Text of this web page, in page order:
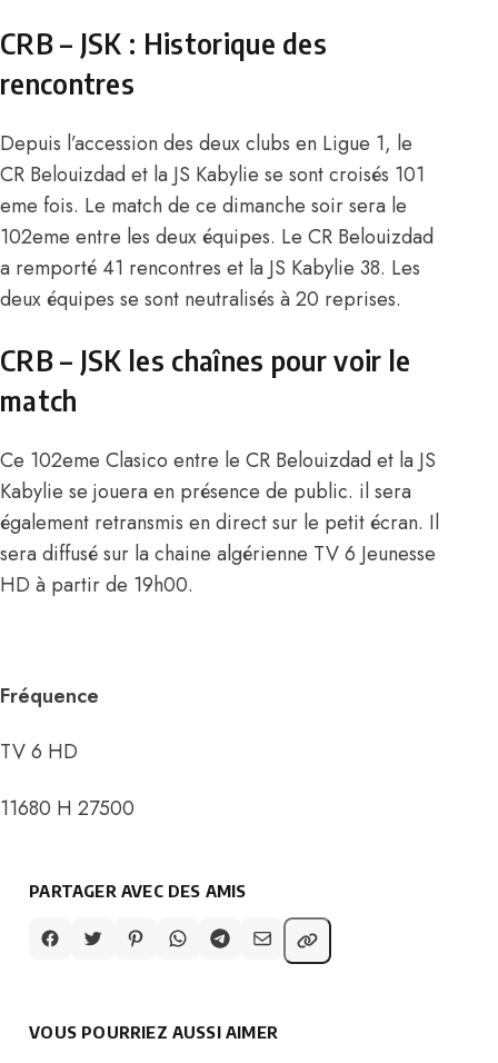
CRB – JSK : Historique des
rencontres
Depuis l’accession des deux clubs en Ligue 1, le
CR Belouizdad et la JS Kabylie se sont croisés 101
eme fois. Le match de ce dimanche soir sera le
102eme entre les deux équipes. Le CR Belouizdad
a remporté 41 rencontres et la JS Kabylie 38. Les
deux équipes se sont neutralisés à 20 reprises.
CRB – JSK les chaînes pour voir le
match
Ce 102eme Clasico entre le CR Belouizdad et la JS
Kabylie se jouera en présence de public. il sera
également retransmis en direct sur le petit écran. Il
sera diffusé sur la chaine algérienne TV 6 Jeunesse
HD à partir de 19h00.
Fréquence
TV 6 HD
11680 H 27500
PARTAGER AVEC DES AMIS
VOUS POURRIEZ AUSSI AIMER